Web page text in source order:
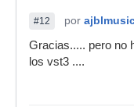
#12 por
Gracias..... pero no
los vst3 ....